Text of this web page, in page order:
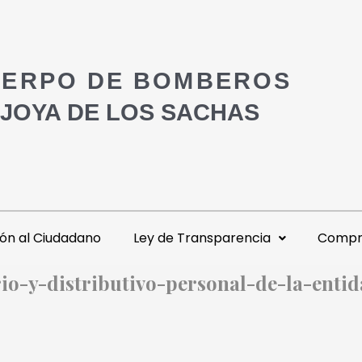
DE BOMBEROS
DE LOS SACHAS
al Ciudadano Ley de Transparencia
y-distributivo-personal-de-la-